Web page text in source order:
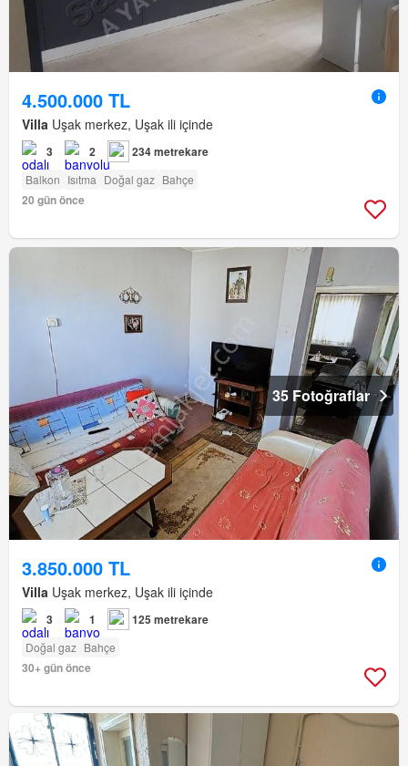
4.500.000 TL
Villa Uşak merkez, Uşak ili içinde
3 2 234 metrekare
Balkon Isıtma Doğal gaz Bahçe
20 gün önce
35 Fotoğraflar
3.850.000 TL
Villa Uşak merkez, Uşak ili içinde
3 1 125 metrekare
Doğal gaz Bahçe
30+ gün önce